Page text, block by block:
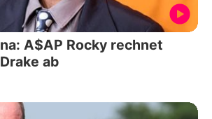
A$AP Rocky rechnet
ab